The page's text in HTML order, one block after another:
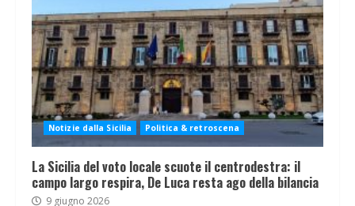
Notizie dalla Sicilia Politica & retroscena
La Sicilia del voto locale scuote il centrodestra: il
campo largo respira, De Luca resta ago della bilancia
9 giugno 2026